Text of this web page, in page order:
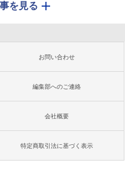
を見る
お問い合わせ
編集部へのご連絡
会社概要
特定商取引法に基づく表示